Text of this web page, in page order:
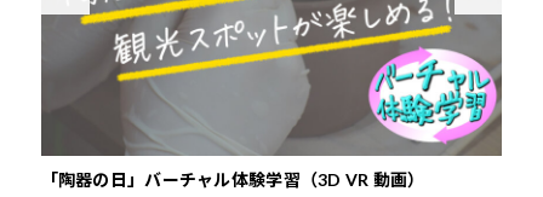
「陶器の日」バーチャル体験学習（3D VR 動画）